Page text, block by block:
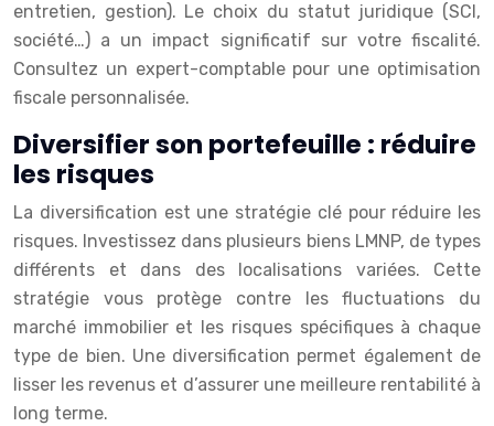
entretien, gestion). Le choix du statut juridique (SCI,
société…) a un impact significatif sur votre fiscalité.
Consultez un expert-comptable pour une optimisation
fiscale personnalisée.
Diversifier son portefeuille : réduire
les risques
La diversification est une stratégie clé pour réduire les
risques. Investissez dans plusieurs biens LMNP, de types
différents et dans des localisations variées. Cette
stratégie vous protège contre les fluctuations du
marché immobilier et les risques spécifiques à chaque
type de bien. Une diversification permet également de
lisser les revenus et d’assurer une meilleure rentabilité à
long terme.